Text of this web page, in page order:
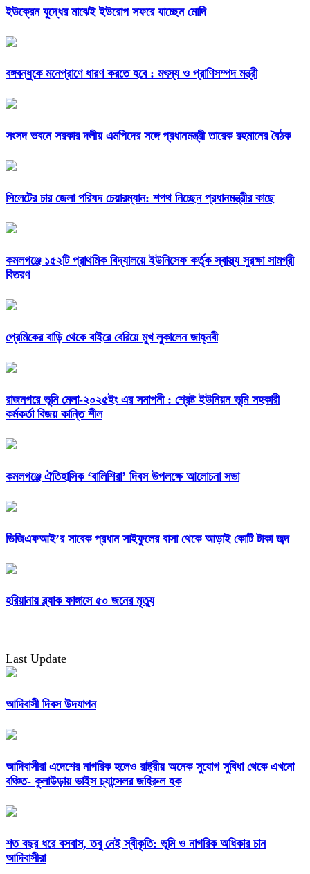
ইউক্রেন যুদ্ধের মাঝেই ইউরোপ সফরে যাচ্ছেন মোদি
বঙ্গবন্ধুকে মনেপ্রাণে ধারণ করতে হবে : মৎস্য ও প্রাণিসম্পদ মন্ত্রী
সংসদ ভবনে সরকার দলীয় এমপিদের সঙ্গে প্রধানমন্ত্রী তারেক রহমানের বৈঠক
সিলেটের চার জেলা পরিষদ চেয়ারম্যান: শপথ নিচ্ছেন প্রধানমন্ত্রীর কাছে
কমলগঞ্জে ১৫২টি প্রাথমিক বিদ্যালয়ে ইউনিসেফ কর্তৃক স্বাস্থ্য সুরক্ষা সামগ্রী
বিতরণ
প্রেমিকের বাড়ি থেকে বাইরে বেরিয়ে মুখ লুকালেন জাহ্নবী
রাজনগরে ভূমি মেলা-২০২৫ইং এর সমাপনী : শ্রেষ্ট ইউনিয়ন ভূমি সহকারী
কর্মকর্তা বিজয় কান্তি শীল
কমলগঞ্জে ঐতিহাসিক ‘বালিশিরা’ দিবস উপলক্ষে আলোচনা সভা
ডিজিএফআই’র সাবেক প্রধান সাইফুলের বাসা থেকে আড়াই কোটি টাকা জব্দ
হরিয়ানায় ব্ল্যাক ফাঙ্গাসে ৫০ জনের মৃত্যু
Last Update
আদিবাসী দিবস উদযাপন
আদিবাসীরা এদেশের নাগরিক হলেও রাষ্ট্রীয় অনেক সুযোগ সুবিধা থেকে এখনো
বঞ্চিত- কুলাউড়ায় ভাইস চ্যান্সেলর জহিরুল হক
শত বছর ধরে বসবাস, তবু নেই স্বীকৃতি: ভূমি ও নাগরিক অধিকার চান
আদিবাসীরা